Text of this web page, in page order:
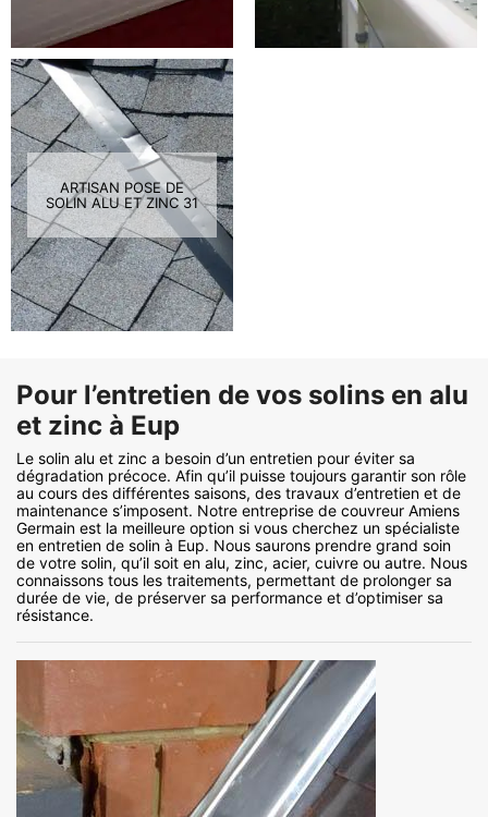
ARTISAN POSE DE
SOLIN ALU ET ZINC 31
Pour l’entretien de vos solins en alu
et zinc à Eup
Le solin alu et zinc a besoin d’un entretien pour éviter sa
dégradation précoce. Afin qu’il puisse toujours garantir son rôle
au cours des différentes saisons, des travaux d’entretien et de
maintenance s’imposent. Notre entreprise de couvreur Amiens
Germain est la meilleure option si vous cherchez un spécialiste
en entretien de solin à Eup. Nous saurons prendre grand soin
de votre solin, qu’il soit en alu, zinc, acier, cuivre ou autre. Nous
connaissons tous les traitements, permettant de prolonger sa
durée de vie, de préserver sa performance et d’optimiser sa
résistance.